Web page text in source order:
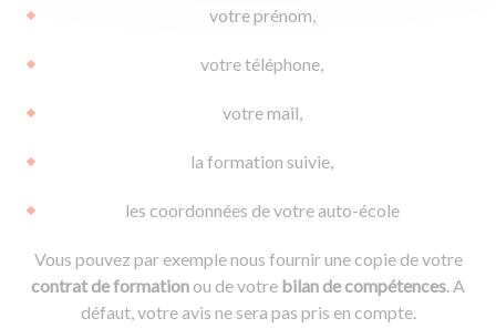
votre prénom,
votre téléphone,
votre mail,
la formation suivie,
les coordonnées de votre auto-école
Vous pouvez par exemple nous fournir une copie de votre
contrat de formationou de votre bilan de compétences. A
défaut, votre avis ne sera pas pris en compte.